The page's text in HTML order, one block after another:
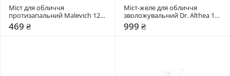
Міст для обличчя
протизапальний Malevich 120
мл
469 ₴
Міст-желе для обличчя
зволожувальний Dr. Althea 100
мл
999 ₴